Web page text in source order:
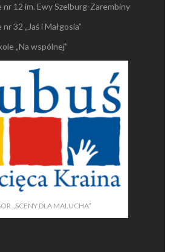
nr 12 im. Ewy Szelburg-Zarembiny
32 „Jaś i Małgosia”
„Na wspólnej”
„SCENY DLA MALUCHA”